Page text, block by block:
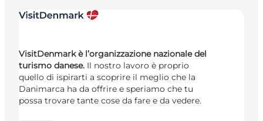
VisitDenmark è l’organizzazione nazionale del
turismo danese. Il nostro lavoro è proprio
quello di ispirarti a scoprire il meglio che la
Danimarca ha da offrire e speriamo che tu
possa trovare tante cose da fare e da vedere.